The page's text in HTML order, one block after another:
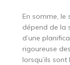
En somme, le
dépend de la
d’une
rigoureuse
lorsqu’ils